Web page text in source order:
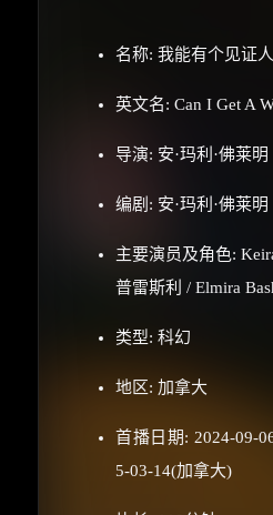
名称: 我能有个见证
英文名: Can I Get A
导演: 安·玛利·佛莱明
编剧: 安·玛利·佛莱明
主要演员及角色:
普雷斯利 / Elmira
类型: 科幻
地区: 加拿大
首播日期: 2024-09-
5-03-14(加拿大)